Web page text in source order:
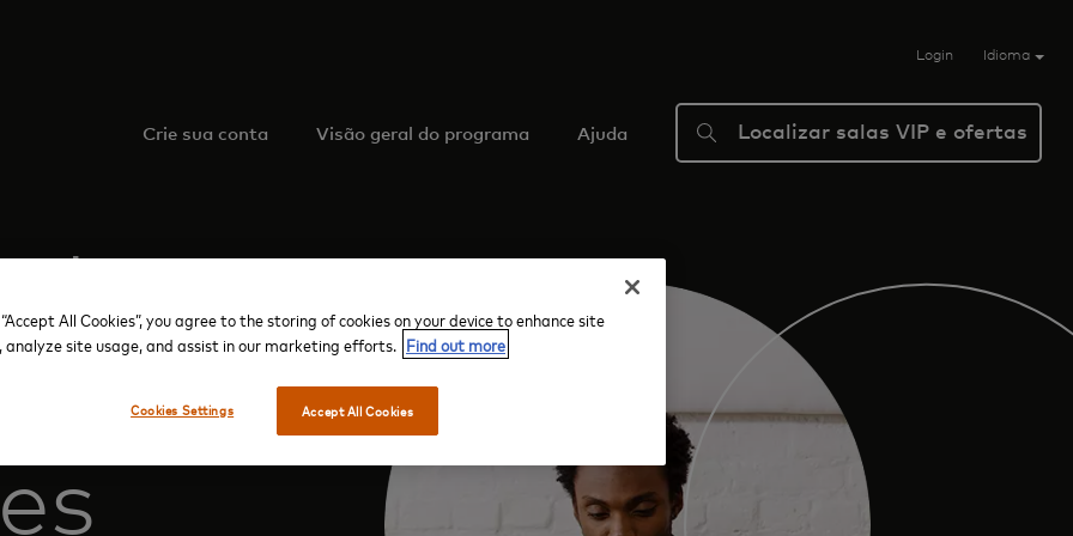
Login Idioma
Crie sua conta Visão geral do programa Ajuda Localizar salas VIP e ofertas
All Cookies”, you agree to the storing of cookies on your device to enhance site
analyze site usage, and assist in our marketing efforts.
Find out more
Accept All Cookies
Cookies Settings